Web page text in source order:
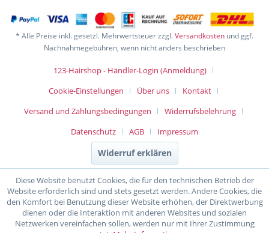
* Alle Preise inkl. gesetzl. Mehrwertsteuer zzgl.Versandkosten und ggf.
Nachnahmegebühren, wenn nicht anders beschrieben
123-Hairshop - Händler-Login (Anmeldung)
Cookie-Einstellungen
Über uns
Kontakt
Versand und Zahlungsbedingungen
Widerrufsbelehrung
Datenschutz
AGB Impressum
Widerruf erklären
Diese Website benutzt Cookies, die für den technischen Betrieb der
Website erforderlich sind und stets gesetzt werden. Andere Cookies, die
den Komfort bei Benutzung dieser Website erhöhen, der Direktwerbung
dienen oder die Interaktion mit anderen Websites und sozialen
Netzwerken vereinfachen sollen, werden nur mit Ihrer Zustimmung